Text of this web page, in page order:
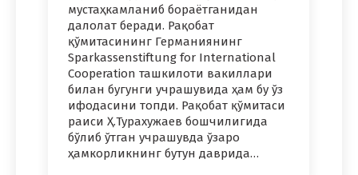
мустаҳкамланиб бораётганидан
далолат беради. Рақобат
қўмитасининг Германиянинг
Sparkassenstiftung for International
Cooperation ташкилоти вакиллари
билан бугунги учрашувида ҳам бу ўз
ифодасини топди. Рақобат қўмитаси
раиси Ҳ.Турахужаев бошчилигида
бўлиб ўтган учрашувда ўзаро
ҳамкорликнинг бутун даврида…